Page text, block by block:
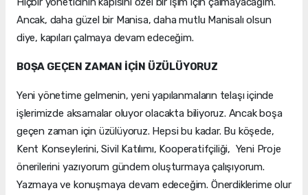
Ancak, daha güzel bir Manisa, daha mutlu Manisalı olsun
diye, kapıları çalmaya devam edeceğim.
BOŞA GEÇEN ZAMAN İÇİN ÜZÜLÜYORUZ
Yeni yönetime gelmenin, yeni yapılanmaların telaşı içinde
işlerimizde aksamalar oluyor olacakta biliyoruz. Ancak boşa
geçen zaman için üzülüyoruz. Hepsi bu kadar. Bu köşede,
Kent Konseylerini, Sivil Katılımı, Kooperatifçiliği, Yeni Proje
önerilerini yazıyorum gündem oluşturmaya çalışıyorum.
Yazmaya ve konuşmaya devam edeceğim. Önerdiklerime olur